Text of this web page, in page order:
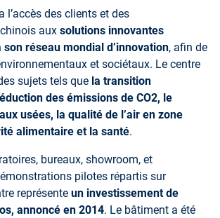
l’accès des clients et des
aux solutions innovantes
son réseau mondial d’innovation, afin de
et sociétaux. Le centre
sujets tels que la transition
des émissions de CO2, le
usées, la qualité de l’air en zone
alimentaire et la santé.
bureaux, showroom, et
pilotes répartis sur
représente un investissement de
annoncé en 2014. Le bâtiment a été